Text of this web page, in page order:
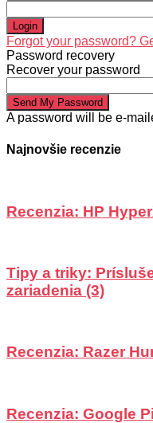
Forgot your password?
Password recovery
Recover your password
A password will be e-
Najnovšie recenzie
Recenzia: HP
Tipy a triky:
zariadenia (3)
Recenzia: Razer
Recenzia: Google